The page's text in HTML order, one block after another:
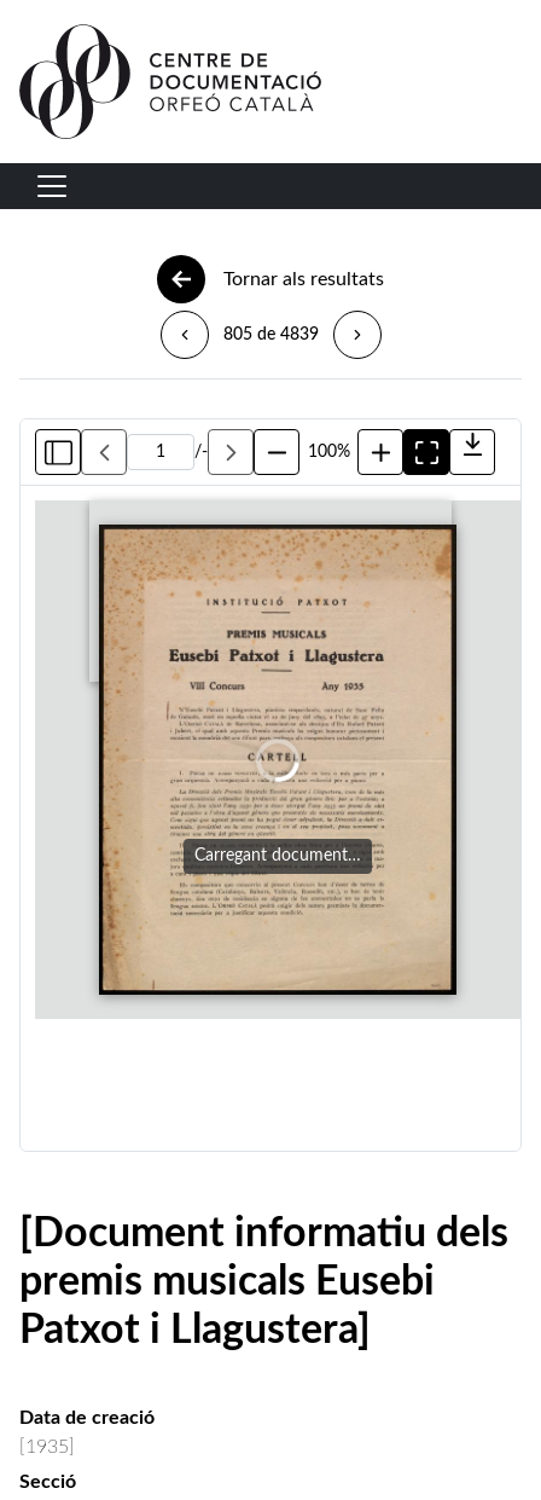
Vés al contingut
Navegació principal
Tornar als resultats
805 de 4839
/- 100%
Carregant document…
[Document informatiu dels
premis musicals Eusebi
Patxot i Llagustera]
Data de creació
[1935]
Secció